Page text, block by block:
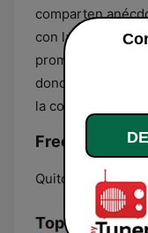
comparten
con la vida diaria
promueve un
donde la música
la comunidad.
Frecuencias
Quito: 104.9 FM
Top